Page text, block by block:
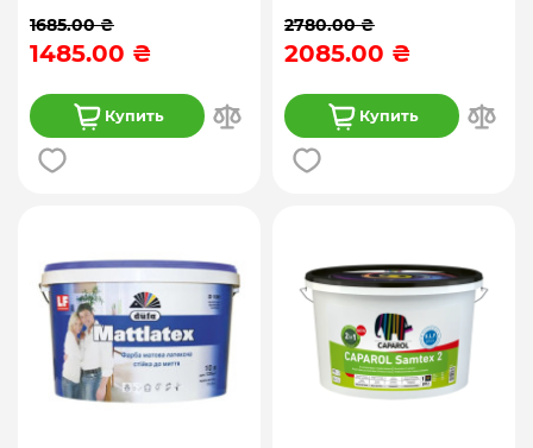
1685.00 ₴
1485.00 ₴
Купить
2780.00 ₴
2085.00 ₴
Купить